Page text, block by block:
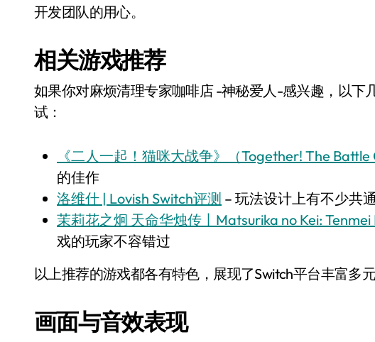
开发团队的用心。
相关游戏推荐
如果你对麻烦清理专家咖啡店 -神秘爱人-感兴趣，以下
试：
《二人一起！猫咪大战争》（Together! The Battle
的佳作
洛维什 | Lovish Switch评测 – 玩法设计上有不少共
茉莉花之炯 天命华烛传丨Matsurika no Kei:
戏的玩家不容错过
以上推荐的游戏都各有特色，展现了Switch平台丰富多
画面与音效表现